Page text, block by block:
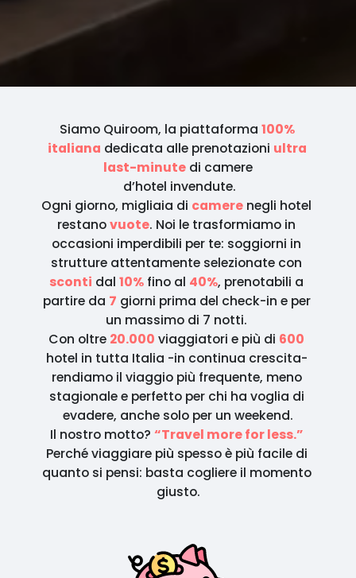
Siamo Quiroom, la piattaforma 100%
italiana dedicata alle prenotazioni ultra
last-minute di camere
d’hotel invendute.
Ogni giorno, migliaia di camere negli hotel
restano vuote. Noi le trasformiamo in
occasioni imperdibili per te: soggiorni in
strutture attentamente selezionate con
sconti dal 10% fino al 40%, prenotabili a
partire da 7 giorni prima del check-in e per
un massimo di 7 notti.
Con oltre 20.000 viaggiatori e più di 600
hotel in tutta Italia -in continua crescita-
rendiamo il viaggio più frequente, meno
stagionale e perfetto per chi ha voglia di
evadere, anche solo per un weekend.
Il nostro motto? “Travel more for less.”
Perché viaggiare più spesso è più facile di
quanto si pensi: basta cogliere il momento
giusto.